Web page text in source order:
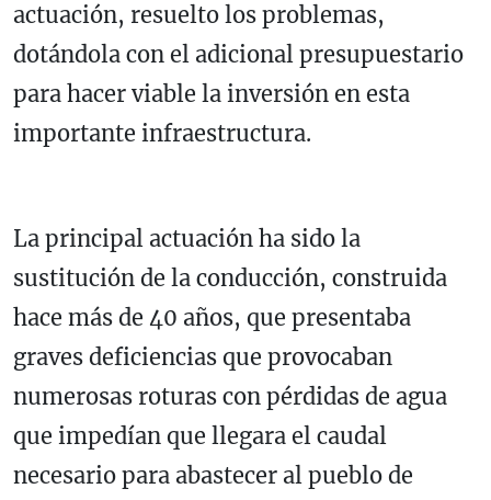
actuación, resuelto los problemas,
dotándola con el adicional presupuestario
para hacer viable la inversión en esta
importante infraestructura.
La principal actuación ha sido la
sustitución de la conducción, construida
hace más de 40 años, que presentaba
graves deficiencias que provocaban
numerosas roturas con pérdidas de agua
que impedían que llegara el caudal
necesario para abastecer al pueblo de